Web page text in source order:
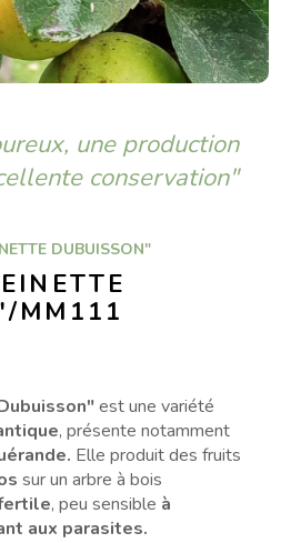
une production
conservation"
DUBUISSON"
MM111
est une variété
, présente notamment
Elle produit des fruits
sur un arbre à bois
, peu sensible à
aux parasites.